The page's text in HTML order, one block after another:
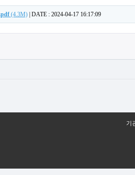
(4.3M) DATE : 2024-04-17 16:17:09
기